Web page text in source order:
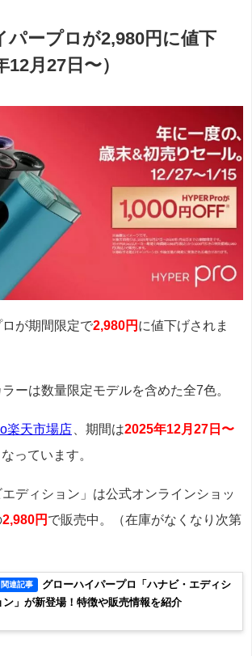
パープロが2,980円に値下
月27日〜）
が期間限定で2,980円 に値下げされま
ーは数量限定モデルを含めた全7色。
楽天市場店 、期間は2025年12月27日〜
っています。
ディション」は公式オンラインショッ
2,980円 で販売中。（在庫がなくなり次第
関連記事
グローハイパープロ「ハナビ・エディシ
ン」が新登場！特徴や販売情報を紹介